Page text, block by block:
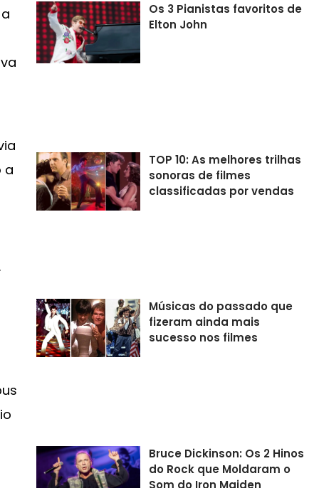
a
Os 3 Pianistas favoritos de
Elton John
TOP 10: As melhores trilhas
sonoras de filmes
classificadas por vendas
Músicas do passado que
fizeram ainda mais
sucesso nos filmes
Bruce Dickinson: Os 2 Hinos
do Rock que Moldaram o
Som do Iron Maiden